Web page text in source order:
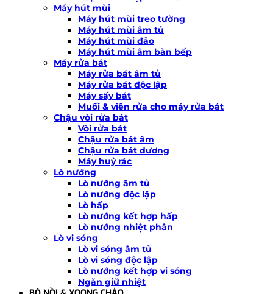
Máy hút mùi
Máy hút mùi treo tường
Máy hút mùi âm tủ
Máy hút mùi đảo
Máy hút mùi âm bàn bếp
Máy rửa bát
Máy rửa bát âm tủ
Máy rửa bát độc lập
Máy sấy bát
Muối & viên rửa cho máy rửa bát
Chậu vòi rửa bát
Vòi rửa bát
Chậu rửa bát âm
Chậu rửa bát dương
Máy huỷ rác
Lò nướng
Lò nướng âm tủ
Lò nướng độc lập
Lò hấp
Lò nướng kết hợp hấp
Lò nướng nhiệt phân
Lò vi sóng
Lò vi sóng âm tủ
Lò vi sóng độc lập
Lò nướng kết hợp vi sóng
Ngăn giữ nhiệt